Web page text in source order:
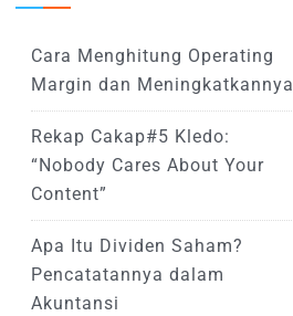
Cara Menghitung Operating
Margin dan Meningkatkannya
Rekap Cakap#5 Kledo:
“Nobody Cares About Your
Content”
Apa Itu Dividen Saham?
Pencatatannya dalam
Akuntansi